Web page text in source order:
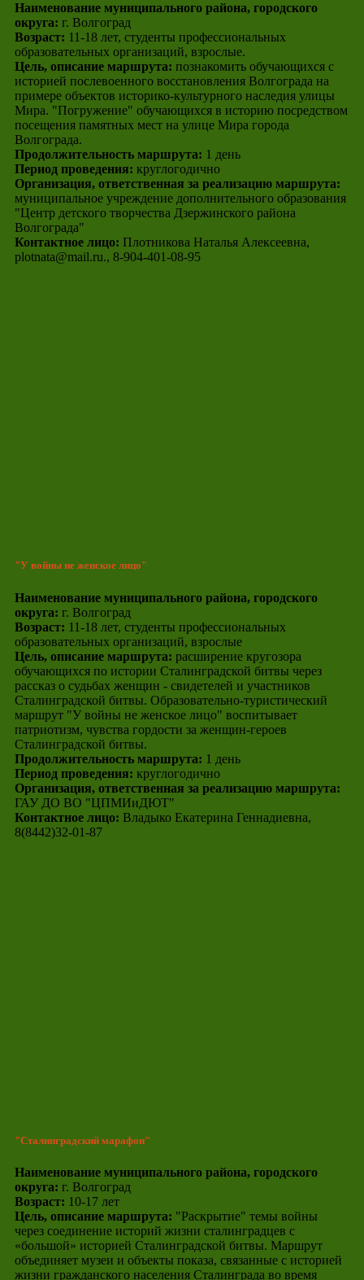
Наименование муниципального района, городского
округа: г. Волгоград
Возраст: 11-18 лет, студенты профессиональных
образовательных организаций, взрослые.
Цель, описание маршрута: познакомить обучающихся с
историей послевоенного восстановления Волгограда на
примере объектов историко-культурного наследия улицы
Мира. "Погружение" обучающихся в историю посредством
посещения памятных мест на улице Мира города
Волгограда.
Продолжительность маршрута: 1 день
Период проведения: круглогодично
Организация, ответственная за реализацию маршрута:
муниципальное учреждение дополнительного образования
"Центр детского творчества Дзержинского района
Волгограда"
Контактное лицо: Плотникова Наталья Алексеевна,
plotnata@mail.ru., 8-904-401-08-95
"У войны не женское лицо"
Наименование муниципального района, городского
округа: г. Волгоград
Возраст: 11-18 лет, студенты профессиональных
образовательных организаций, взрослые
Цель, описание маршрута: расширение кругозора
обучающихся по истории Сталинградской битвы через
рассказ о судьбах женщин - свидетелей и участников
Сталинградской битвы. Образовательно-туристический
маршрут "У войны не женское лицо" воспитывает
патриотизм, чувства гордости за женщин-героев
Сталинградской битвы.
Продолжительность маршрута: 1 день
Период проведения: круглогодично
Организация, ответственная за реализацию маршрута:
ГАУ ДО ВО "ЦПМИиДЮТ"
Контактное лицо: Владыко Екатерина Геннадиевна,
8(8442)32-01-87
"Сталинградский марафон"
Наименование муниципального района, городского
округа: г. Волгоград
Возраст: 10-17 лет
Цель, описание маршрута: "Раскрытие" темы войны
через соединение историй жизни сталинградцев с
«большой» историей Сталинградской битвы. Маршрут
объединяет музеи и объекты показа, связанные с историей
жизни гражданского населения Сталинграда во время